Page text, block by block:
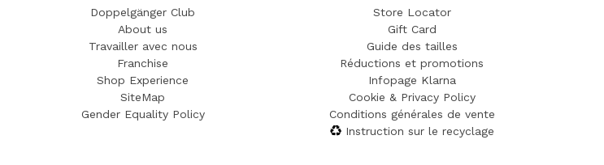
Doppelgänger Club
About us
Travailler avec nous
Franchise
Shop Experience
SiteMap
Gender Equality Policy
Store Locator
Gift Card
Guide des tailles
Réductions et promotions
Infopage Klarna
Cookie & Privacy Policy
Conditions générales de vente
Instruction sur le recyclage